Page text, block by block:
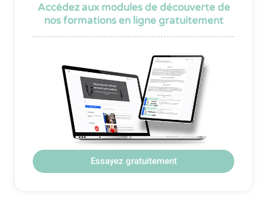
Accédez aux modules de découverte de
nos formations en ligne gratuitement
Essayez gratuitement